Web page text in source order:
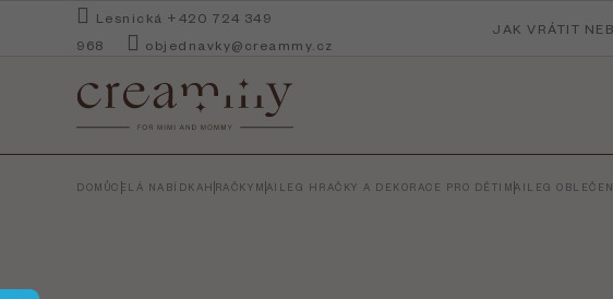
Lesnická +420 724 349
968
objednavky@creammy.cz
JAK VRÁTIT
DOMŮCELÁ NABÍDKAHRAČKY MAILEG HRAČKY A DEKORACE PRO DĚTI MAILEG